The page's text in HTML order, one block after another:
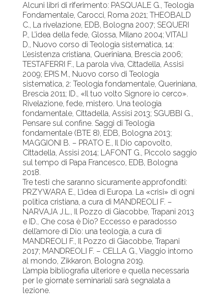
Alcuni libri di riferimento: PASQUALE G., Teologia
Fondamentale, Carocci, Roma 2021; THEOBALD
C., La rivelazione, EDB, Bologna 2007; SEQUERI
P., L’idea della fede, Glossa, Milano 2004; VITALI
D., Nuovo corso di Teologia sistematica, 14:
L’esistenza cristiana, Queriniana, Brescia 2006;
TESTAFERRI F., La parola viva, Cittadella, Assisi
2009; EPIS M., Nuovo corso di Teologia
sistematica, 2: Teologia fondamentale, Queriniana,
Brescia 2011; ID., «Il tuo volto Signore io cerco».
Rivelazione, fede, mistero. Una teologia
fondamentale, Cittadella, Assisi 2013; SGUBBI G.,
Pensare sul confine. Saggi di Teologia
fondamentale (BTE 8), EDB, Bologna 2013;
MAGGIONI B. – PRATO E., Il Dio capovolto,
Cittadella, Assisi 2014; LAFONT G., Piccolo saggio
sul tempo di Papa Francesco, EDB, Bologna
2018.
Tre testi che saranno sicuramente approfonditi:
PRZYWARA E., L’idea di Europa. La «crisi» di ogni
politica cristiana, a cura di MANDREOLI F. –
NARVAJA J.L., Il Pozzo di Giacobbe, Trapani 2013
e ID., Che cosa è Dio? Eccesso e paradosso
dell’amore di Dio: una teologia, a cura di
MANDREOLI F., Il Pozzo di Giacobbe, Trapani
2017; MANDREOLI F. – CELLA G., Viaggio intorno
al mondo, Zikkaron, Bologna 2019.
L’ampia bibliografia ulteriore e quella necessaria
per le giornate seminariali sarà segnalata a
lezione.